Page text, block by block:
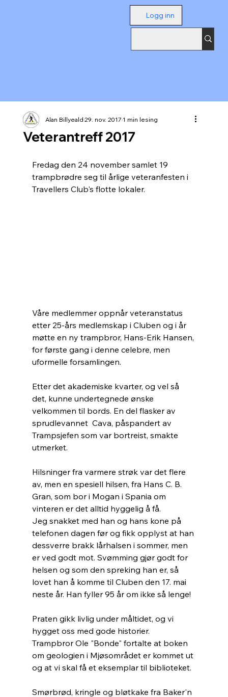
Logg inn
Veterantreff 2017
Alan Billyeald29. nov. 20171 min lesing
Fredag den 24 november samlet 19
trampbrødre seg til årlige veteranfesten i
Travellers Club's flotte lokaler.
Våre medlemmer oppnår veteranstatus
etter 25-års medlemskap i Cluben og i år
møtte en ny trampbror, Hans-Erik Hansen,
for første gang i denne celebre, men
uformelle forsamlingen.
Etter det akademiske kvarter, og vel så
det, kunne undertegnede ønske
velkommen til bords. En del flasker av
sprudlevannet  Cava, påspandert av
Trampsjefen som var bortreist, smakte
utmerket.
Hilsninger fra varmere strøk var det flere
av, men en spesiell hilsen, fra Hans C. B.
Gran, som bor i Mogan i Spania om
vinteren er det alltid hyggelig å få.
Jeg snakket med han og hans kone på
telefonen dagen før og fikk opplyst at han
dessverre brakk lårhalsen i sommer, men
er ved godt mot. Svømming gjør godt for
helsen og som den spreking han er, så
lovet han å komme til Cluben den 17. mai
neste år. Han fyller 95 år om ikke så lenge!
Praten gikk livlig under måltidet, og vi
hygget oss med gode historier.
Trampbror Ole "Bonde" fortalte at boken
om geologien i Mjøsområdet er kommet ut
og at vi skal få et eksemplar til biblioteket.
Smørbrød, kringle og bløtkake fra Baker'n